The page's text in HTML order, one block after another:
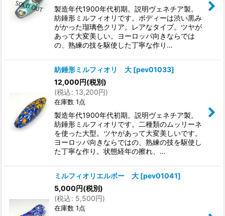
製造年代1900年代初期。説明ヴェネチア製。
紡錘形ミルフィオリです。ボディーは渋い黒み
がかった瑠璃色クリア。レアなタイプ。ツヤが
あって大変美しい。ヨーロッパ向きならでは
の、熟練の技を駆使した丁寧な作り…
紡錘形ミルフィオリ 大 [pev01033]
12,000円(税別)
(税込: 13,200円)
在庫数 1点
製造年代1900年代初期。説明ヴェネチア製。
紡錘形ミルフィオリです。二種類のムッリーネ
を使った大型。ツヤがあって大変美しいです。
ヨーロッパ向きならではの、熟練の技を駆使し
た丁寧な作り。状態経年の擦れ、…
ミルフィオリエルボー 大 [pev01041]
5,000円(税別)
(税込: 5,500円)
在庫数 1点